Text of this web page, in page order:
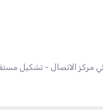
مركز الاتصال - تشكيل